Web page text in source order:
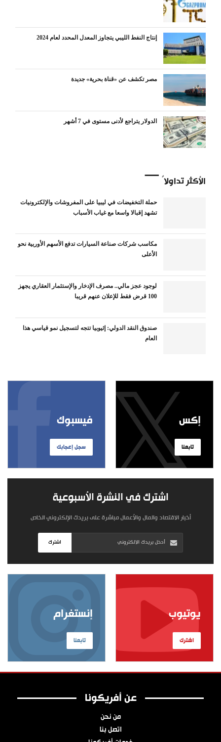
إنتاج النفط الليبي يتجاوز المعدل المحدد لعام 2024
مصر تكشف عن «قناة بحرية» جديدة
الدولار يتراجع لأدنى مستوى في 7 أشهر
الأكثر تداولاً
حملة التخفيضات في ليبيا على المفروشات والإلكترونيات
تشهد إقبالا واسعا مع غياب الأسباب
مكاسب شركات صناعة السيارات تدفع الأسهم الأوربية نحو
الأعلى
لوجود عجز مالي.. مصرف الإدخار والإستثمار العقاري يجهز
100 قرض فقط للإعلان عنهم قريبا
صندوق النقد الدولي: إثيوبيا تتجه لتسجيل نمو قياسي هذا
العام
فيسبوك
سجل إعجابك
إكس
تابعنا
اشترك في النشرة الأسبوعية
أخبار الاقتصاد والمال والأعمال مباشرة على بريدك الإلكتروني الخاص
اشترك
إنستغرام
تابعنا
يوتيوب
اشترك
عن أفريكونا
من نحن
اتصل بنا